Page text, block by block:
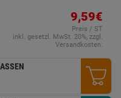
9,59€
Preis / ST
inkl. gesetzl. MwSt. 20%, zzgl.
Versandkosten.